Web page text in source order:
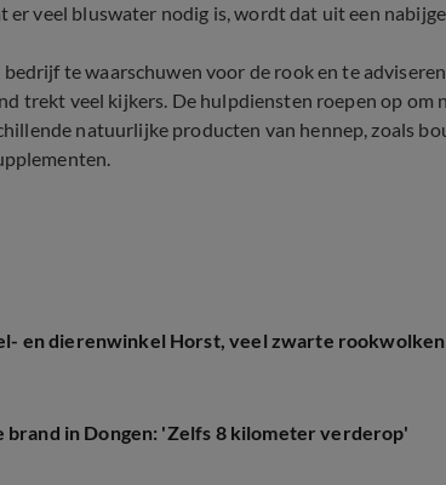
veel bluswater nodig is, wordt dat uit een
te waarschuwen voor de rook en te
trekt veel kijkers. De hulpdiensten roepen op om
natuurlijke producten van hennep, zoals
en dierenwinkel Horst, veel zwarte
brand in Dongen: 'Zelfs 8 kilometer verderop'